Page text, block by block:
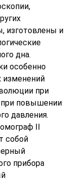
изготовлены и
дна.
особенно
изменений
при
при повышении
давления.
II
собой
прибора